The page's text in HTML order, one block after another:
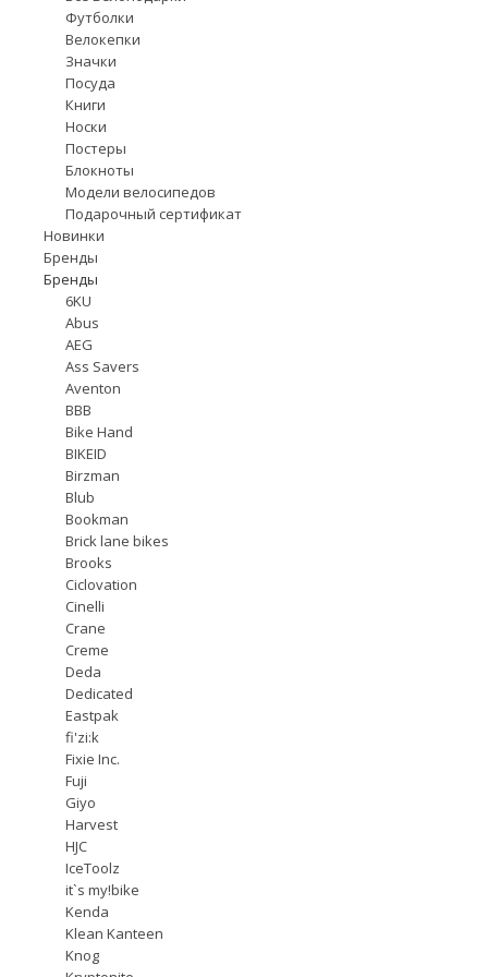
Футболки
Велокепки
Значки
Посуда
Книги
Носки
Постеры
Блокноты
Модели велосипедов
Подарочный сертификат
Новинки
Бренды
Бренды
6KU
Abus
AEG
Ass Savers
Aventon
BBB
Bike Hand
BIKEID
Birzman
Blub
Bookman
Brick lane bikes
Brooks
Ciclovation
Cinelli
Crane
Creme
Deda
Dedicated
Eastpak
fi'zi:k
Fixie Inc.
Fuji
Giyo
Harvest
HJC
IceToolz
it`s my!bike
Kenda
Klean Kanteen
Knog